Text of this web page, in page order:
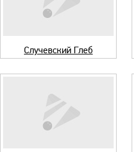
Случевский Глеб